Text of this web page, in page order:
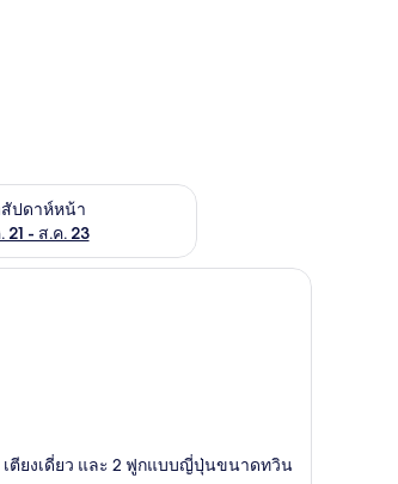
ปดาห์หน้า
21 - ส.ค. 23
องพักว่างในสุดสัปดาห์หน้า ส.ค. 21 - ส.ค. 23
ม่านกันแสง, ห้องเก็บเสียง
Jacuzzi House | เครื่องนอนระดับพรีเมียม, เ
เตียงเดี่ยว และ 2 ฟูกแบบญี่ปุ่นขนาดทวิน